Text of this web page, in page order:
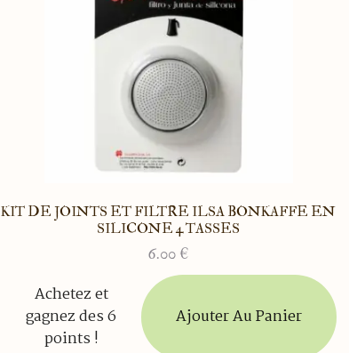
KIT DE JOINTS ET FILTRE ILSA BONKAFFE EN
SILICONE 4 TASSES
6.00 €
Achetez et
gagnez des 6
points !
Ajouter Au Panier